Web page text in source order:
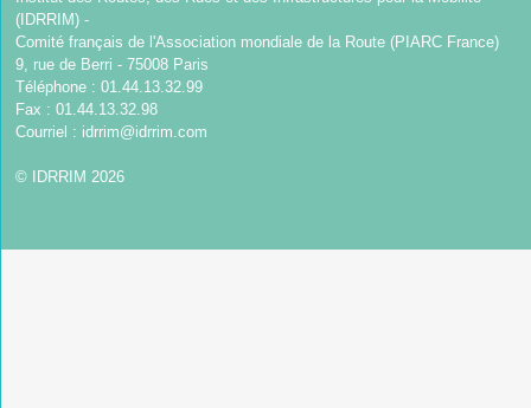
(IDRRIM) -
Comité français de l'Association mondiale de la Route (PIARC France)
9, rue de Berri - 75008 Paris
Téléphone : 01.44.13.32.99
Fax : 01.44.13.32.98
Courriel : idrrim@idrrim.com
© IDRRIM 2026